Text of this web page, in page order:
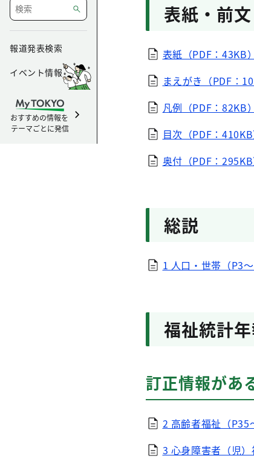
報道発表検索
イベント情報
おすすめの情報を
テーマごとに発信
表紙・前
表紙（PDF：43KB）
まえがき（PDF：
凡例（PDF：82KB）
目次（PDF：410KB
奥付（PDF：295KB
総説
1 人口・世帯（P3
福祉統計
訂正情報があ
2 高齢者福祉（P35
3 心身障害者（児）